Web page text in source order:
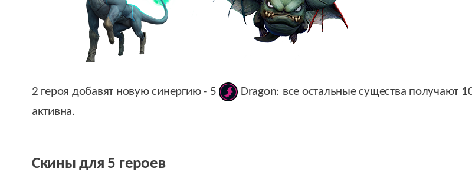
2 героя добавят новую синергию - 5 Dragon: все остальные существа получают
активна.
Скины для 5 героев